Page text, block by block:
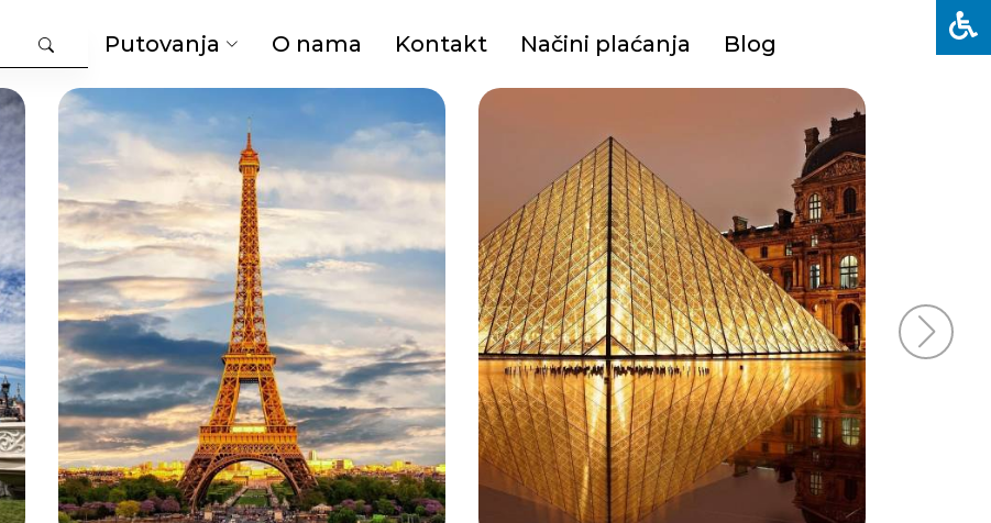
Putovanja O nama Kontakt Načini plaćanja Blog